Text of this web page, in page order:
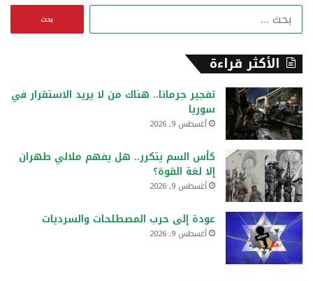
ن
الأكثر قراءة
تفجير جرمانا.. هناك من لا يريد الاستقرار في
سوريا
أغسطس 9, 2026
كأس السم يتكرر.. هل يفهم ملالي طهران
إلا لغة القوة؟
أغسطس 9, 2026
عودة إلى حرب المصطلحات والسرديات
أغسطس 9, 2026